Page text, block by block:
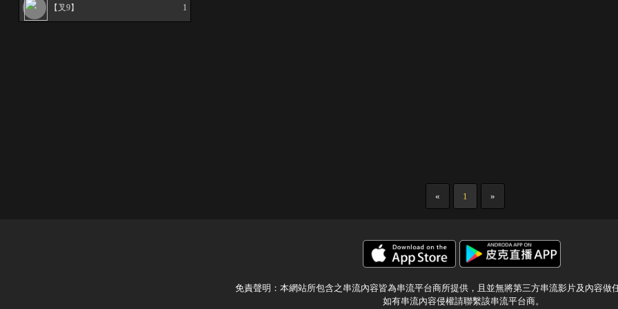
【叉9】 1
« 1 »
免責聲明：本網站所包含之串流內容皆為串流平台商所提供，且並無將第三方串流影片及內容做
如有串流內容侵權請聯繫該串流平台商。